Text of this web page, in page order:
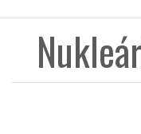
ÁZSIA